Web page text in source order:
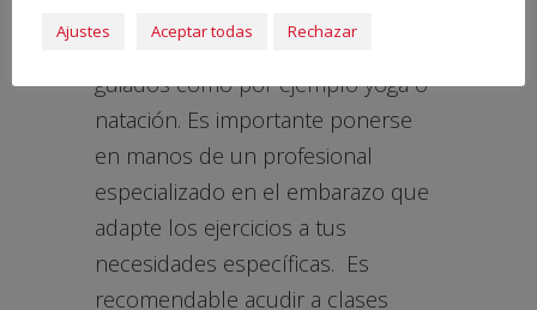
podremos realizar ejercicios
guiados como por ejemplo yoga o
natación. Es importante ponerse
en manos de un profesional
especializado en el embarazo que
adapte los ejercicios a tus
necesidades específicas. Es
recomendable acudir a clases
Ajustes Aceptar todas Rechazar